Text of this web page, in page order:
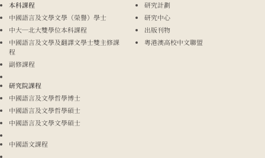
本科課程
中國語言及文學文學（榮譽）學士
中大─北大雙學位本科課程
中國語言及文學及翻譯文學士雙主修課
程
副修課程
研究院課程
中國語言及文學哲學博士
中國語言及文學哲學碩士
中國語言及文學文學碩士
中國語文課程
研究計劃
研究中心
出版刊物
粵港澳高校中文聯盟